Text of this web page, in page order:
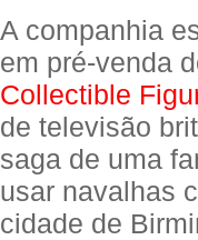
A companhia
em pré-venda
Collectible
de televisão
saga de uma
usar navalhas
cidade de